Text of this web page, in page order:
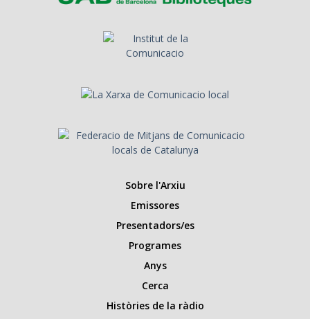
Sobre l'Arxiu
Emissores
Presentadors/es
Programes
Anys
Cerca
Històries de la ràdio